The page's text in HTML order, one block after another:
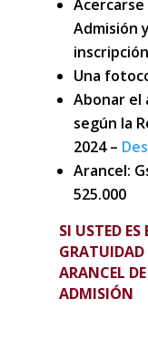
Acercarse
Admisión
inscripción
Una
Abonar el
según la
2024 –
Arancel:
525.000
SI USTED ES
GRATUIDAD
ARANCEL
ADMISIÓN